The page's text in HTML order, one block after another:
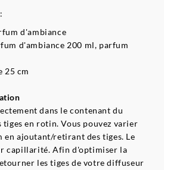
d'ambiance
d'ambiance 200 ml, parfum
25 cm
dans le contenant du
tiges en rotin. Vous pouvez varier
ajoutant/retirant des tiges. Le
capillarité. Afin d'optimiser la
les tiges de votre diffuseur